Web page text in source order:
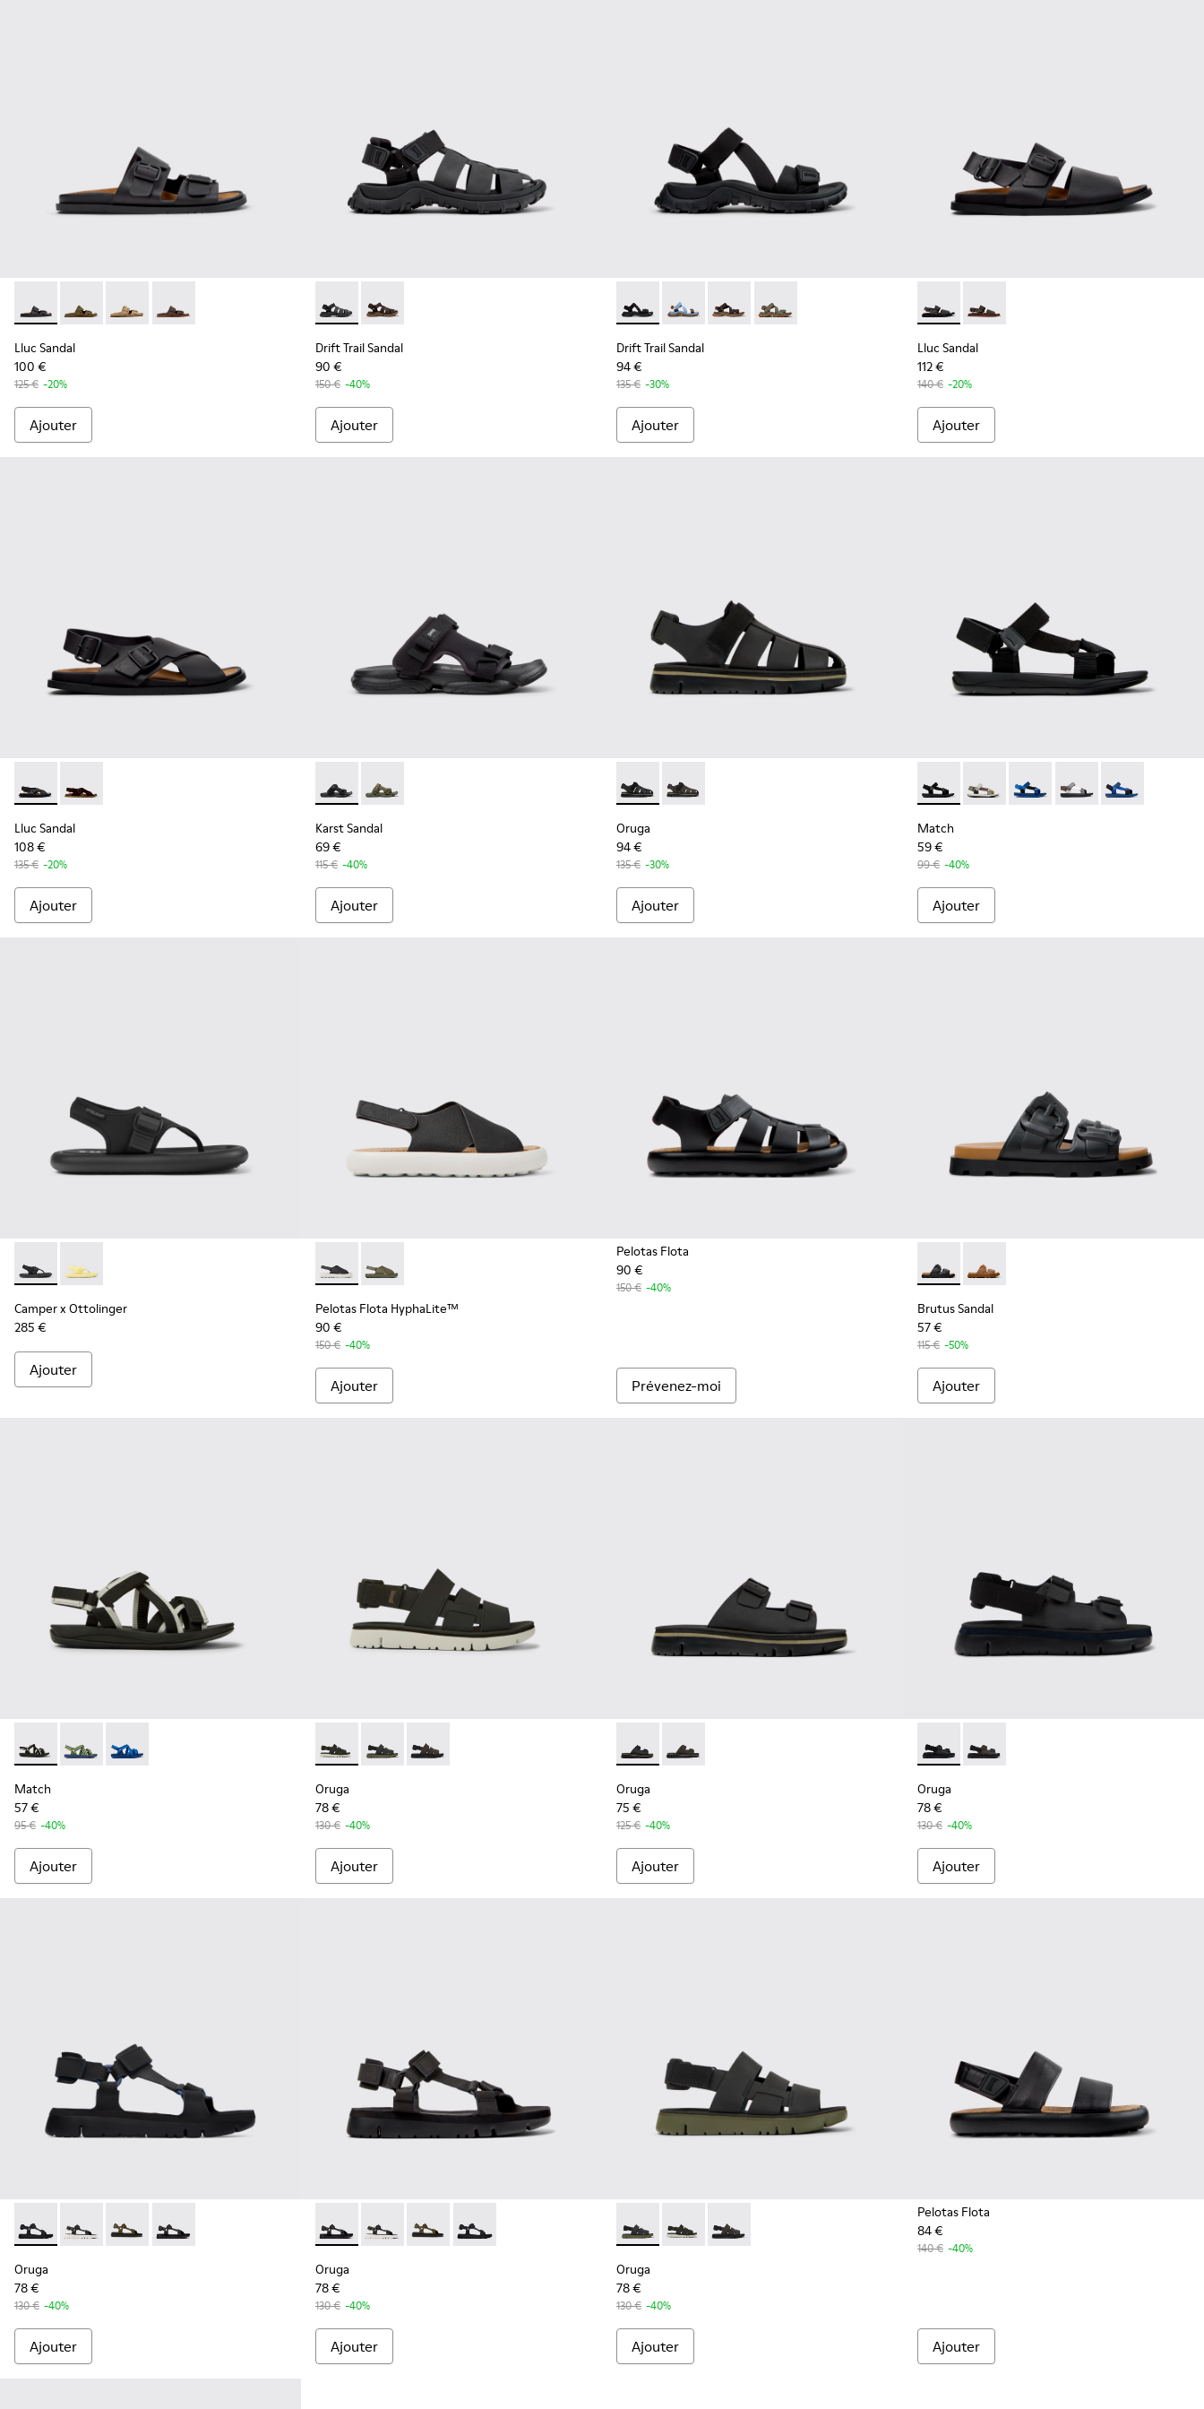
Lluc Sandal - K101091-001 - Sandales en cuir noir Pour homme.
Lluc Sandal - K101091-004
Lluc Sandal - K101091-003
Lluc Sandal - K101091-002
Lluc Sandal
100 €
125 € -20%
Ajouter
Drift Trail Sandal - K101090-001 - Sandales noires en cuir et textile Pour homme.
Drift Trail Sandal - K101090-002
Drift Trail Sandal
90 €
150 € -40%
Ajouter
Drift Trail Sandal - K101039-001 - Sandales en textile noires Pour homme.
Drift Trail Sandal - K101039-010
Drift Trail Sandal - K101039-007
Drift Trail Sandal - K101039-004
Drift Trail Sandal
94 €
135 € -30%
Ajouter
Lluc Sandal - K101092-001 - Sandales en
Lluc Sandal - K101092-002
Lluc Sandal
112 €
140 € -20%
Ajouter
Lluc Sandal - K101093-004 - Sandales en cuir noir Pour homme.
Lluc Sandal - K101093-001
Lluc Sandal
108 €
135 € -20%
Ajouter
Karst Sandal - K101103-001 - Sandales en textile noires Pour homme.
Karst Sandal - K101103-002
Karst Sandal
69 €
115 € -40%
Ajouter
Oruga - K100285-007 - Sandales noires en cuir et textile Pour homme.
Oruga - K100285-006
Oruga
94 €
135 € -30%
Ajouter
Match - K100539-001 - Sandales en textile
Match - K100539-026
Match - K100539-020
Match - K100539-013
Match -
Match
59 €
99 € -40%
Ajouter
Camper x Ottolinger - K100926-002 - Sandales noires pour homme Camper x Ottolinger
Camper x Ottolinger - K100926-001
Camper x Ottolinger
285 €
Ajouter
Pelotas Flota HyphaLite™ - K100897-005 - Sandales noir et blanc pour homme
Pelotas Flota HyphaLite™ - K100897-003
Pelotas Flota HyphaLite™
90 €
150 € -40%
Ajouter
Pelotas Flota
90 €
150 € -40%
Prévenez-moi
Brutus Sandal - K101046-001 - Sandales
Brutus Sandal - K101046-002
Brutus Sandal
57 €
115 € -50%
Ajouter
Match - K100781-001 - Sandales en PET recyclé noir et blanc pour homme
Match - K100781-008
Match - K100781-004
Match
57 €
95 € -40%
Ajouter
Oruga - K100470-006 - Sandales noires pour homme
Oruga - K100470-013 - Sandales en cuir et textile noires Pour homme.
Oruga - K100470-004
Oruga
78 €
130 € -40%
Ajouter
Oruga - K100286-005 - Sandales en cuir noir Pour homme.
Oruga - K100286-004
Oruga
75 €
125 € -40%
Ajouter
Oruga - K100287-009 - Black
Oruga - K100287-011
Oruga
78 €
130 € -40%
Ajouter
Oruga - K100416-005 - Sandales noires pour homme
Oruga - K100416-023
Oruga - K100416-016
Oruga - K100416-011 - Sandales en cuir noir pour homme
Oruga
78 €
130 € -40%
Ajouter
Oruga - K100416-011 - Sandales en cuir noir pour homme
Oruga - K100416-023
Oruga - K100416-016
Oruga - K100416-005 - Sandales noires pour homme
Oruga
78 €
130 € -40%
Ajouter
Oruga - K100470-013 - Sandales en cuir et textile noires Pour homme.
Oruga - K100470-006 - Sandales noires pour homme
Oruga - K100470-004
Oruga
78 €
130 € -40%
Ajouter
Pelotas Flota
84 €
140 € -40%
Ajouter